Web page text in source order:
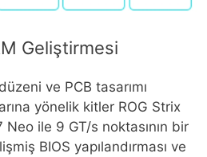
Geliştirmesi
ve PCB tasarımı
yönelik kitler ROG Strix
ile 9 GT/s noktasının bir
BIOS yapılandırması ve